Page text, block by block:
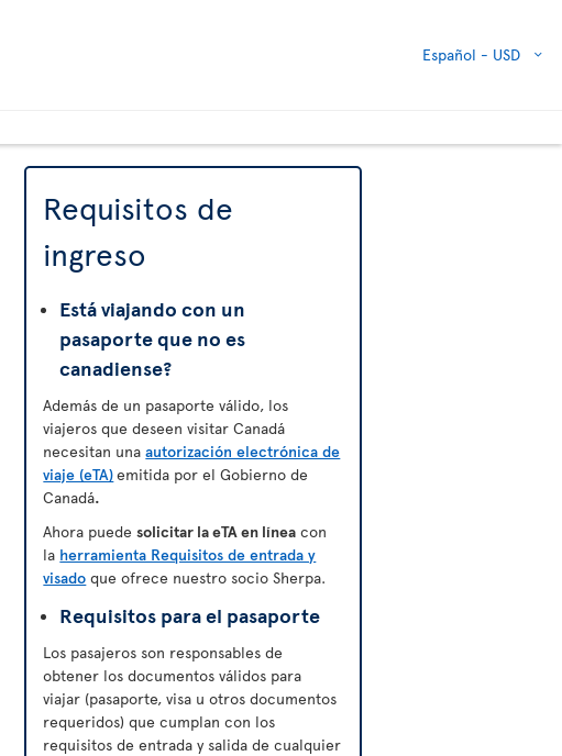
Español - USD
Requisitos de
ingreso
Está viajando con un
pasaporte que no es
canadiense?
Además de un pasaporte válido, los
viajeros que deseen visitar Canadá
necesitan unaautorización electrónica de
viaje (eTA)emitida por el Gobierno de
Canadá.
Ahora puedesolicitar la eTA en línea con
la herramienta Requisitos de entrada y
visado que ofrece nuestro socio Sherpa.
Requisitos para el pasaporte
Los pasajeros son responsables de
obtener los documentos válidos para
viajar (pasaporte, visa u otros documentos
requeridos) que cumplan con los
requisitos de entrada y salida de cualquier